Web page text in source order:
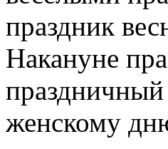
праздник
Накануне
женскому